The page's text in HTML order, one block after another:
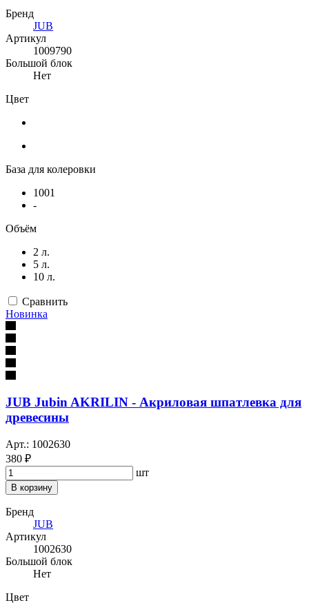
Бренд
JUB
Артикул
1009790
Большой блок
Нет
Цвет
База для колеровки
1001
-
Объём
2 л.
5 л.
10 л.
Сравнить
Новинка
JUB Jubin AKRILIN - Акриловая шпатлевка для
древесины
Арт.: 1002630
380 ₽
шт
В корзину
Бренд
JUB
Артикул
1002630
Большой блок
Нет
Цвет